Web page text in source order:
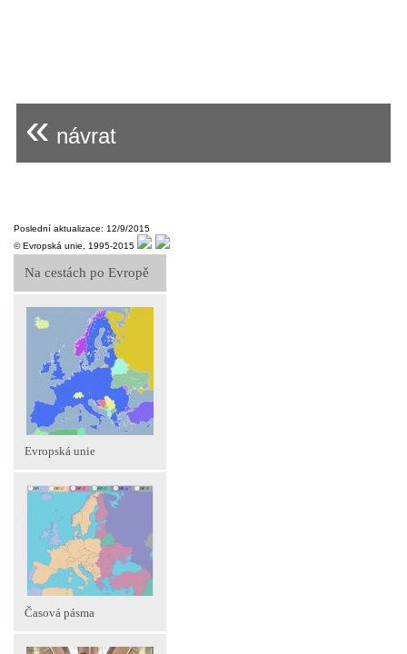
Na cestách po Evropě
Evropská unie
Časová pásma
« návrat
Poslední aktualizace: 12/9/2015
© Evropská unie, 1995-2015